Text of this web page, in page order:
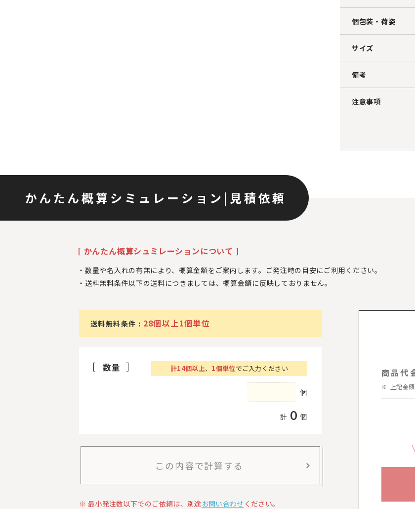
個包装・荷姿
サイズ
備考
注意事項
かんたん概算シミュレーション | 見積依頼
[ かんたん概算シュミレーションについて ]
数量や名入れの有無により、概算金額をご案内します。ご発注時の目安にご利用ください。
送料無料条件以下の送料につきましては、概算金額に反映しておりません。
送料無料条件 : 28個以上1個単位
数量 計14個以上、 1個単位でご入力ください
個
計 0 個
この内容で計算する
最小発注数以下でのご依頼は、別途 お問い合わせ ください。
商品代
上記金